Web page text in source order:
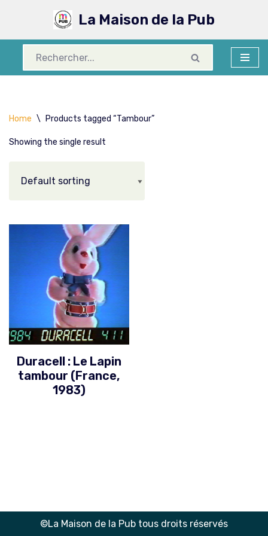
contenu
La Maison de la Pub
Home \ Products tagged “Tambour”
Showing the single result
Duracell : Le Lapin
tambour (France,
1983)
©La Maison de la Pub tous droits réservés